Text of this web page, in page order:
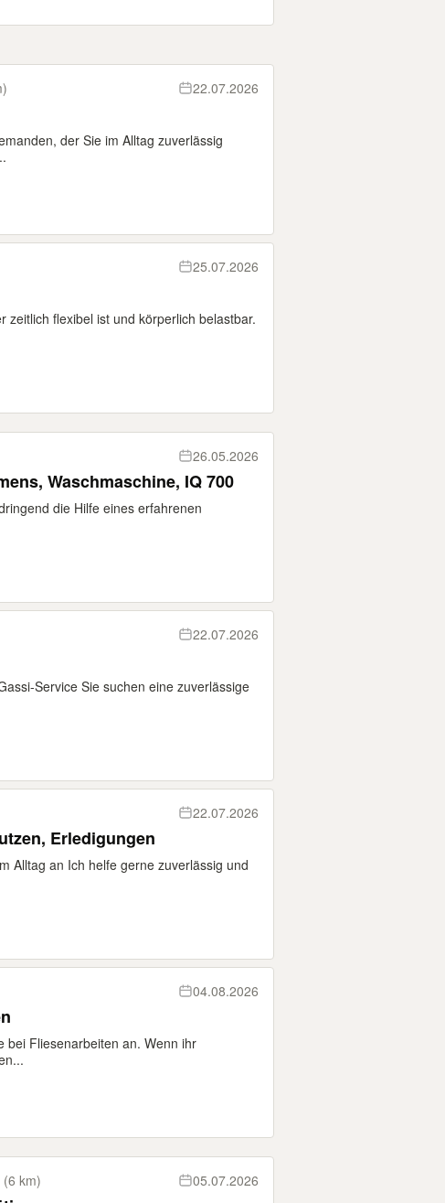
22.07.2026
der Sie im Alltag zuverlässig
25.07.2026
zeitlich flexibel ist und körperlich belastbar.
26.05.2026
Waschmaschine, IQ 700
die Hilfe eines erfahrenen
22.07.2026
Service Sie suchen eine zuverlässige
22.07.2026
Erledigungen
Alltag an Ich helfe gerne zuverlässig und
04.08.2026
bei Fliesenarbeiten an. Wenn ihr
(6 km) 05.07.2026